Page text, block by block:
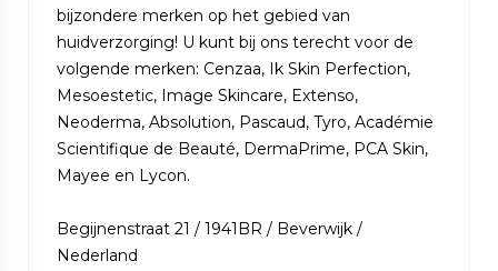
bijzondere merken op het gebied van
huidverzorging! U kunt bij ons terecht voor de
volgende merken: Cenzaa, Ik Skin Perfection,
Mesoestetic, Image Skincare, Extenso,
Neoderma, Absolution, Pascaud, Tyro, Académie
Scientifique de Beauté, DermaPrime, PCA Skin,
Mayee en Lycon.
Begijnenstraat 21 / 1941BR / Beverwijk /
Nederland